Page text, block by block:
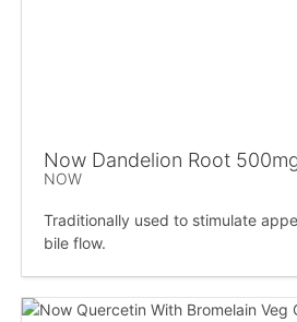
Now Dandelion Root
NOW
Traditionally used to stimulate
bile flow.